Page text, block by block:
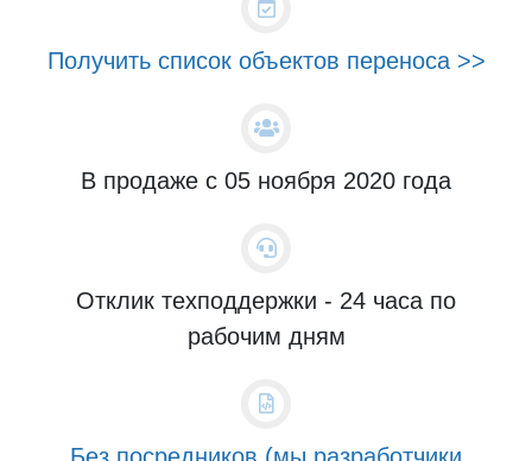
Получить список объектов переноса >>
В продаже с 05 ноября 2020 года
Отклик техподдержки - 24 часа по
рабочим дням